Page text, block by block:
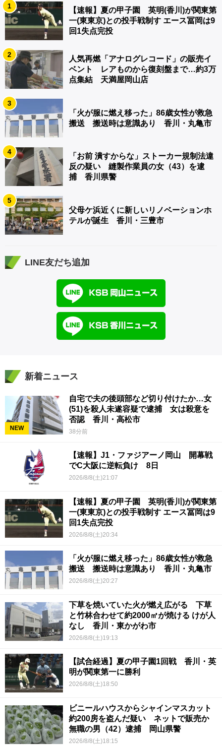
1
【速報】夏の甲子園 英明(香川)が関東第
一(東東京)との投手戦制す エース冨岡は9
回1失点完投
2
人気再燃「アナログレコード」の販売イ
ベント レアものから復刻盤まで…約3万
点集結 天満屋岡山店
3
「火が服に燃え移った」86歳女性が救急
搬送 搬送時は意識あり 香川・丸亀市
4
「お前 潰すからな」ストーカー規制法違
反の疑い 縫製作業員の女（43）を逮
捕 香川県警
5
父母ケ浜近くに新しいリノベーションホ
テルが誕生 香川・三豊市
LINE友だち追加
新着ニュース
NEW
自宅で夫の後頭部など切り付けたか…女
(51)を殺人未遂容疑で逮捕 女は殺意を
否認 香川・高松市
38分前
【速報】J1・ファジアーノ岡山 開幕戦
でC大阪に逆転負け 8日
2026/8/8(土)21:07
【速報】夏の甲子園 英明(香川)が関東第
一(東東京)との投手戦制す エース冨岡は9
回1失点完投
2026/8/8(土)20:34
「火が服に燃え移った」86歳女性が救急
搬送 搬送時は意識あり 香川・丸亀市
2026/8/8(土)20:27
下草を焼いていた火が燃え広がる 下草
と竹林合わせて約2000㎡が焼ける けが人
なし 香川・東かがわ市
2026/8/8(土)19:13
【試合経過】夏の甲子園1回戦 香川・英
明が関東第一に勝利
2026/8/8(土)18:50
ビニールハウスからシャインマスカット
約200房を盗んだ疑い ネットで販売か
無職の男（42）逮捕 岡山県警
2026/8/8(土)18:15